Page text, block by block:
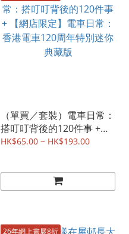
（單買／套裝）電車日常：
搭叮叮背後的120件事 +
【網店限定】電車日常：香
HK$65.00 ~ HK$193.00
26年網上書展8折